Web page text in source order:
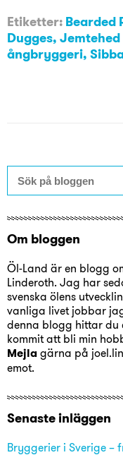
Etiketter: Bearded
Dugges, Jemtehed
ångbryggeri,
Om bloggen
Öl-Land är en blogg
Linderoth. Jag har
svenska ölens
vanliga livet jobbar
denna blogg hittar du
kommit att bli min
Mejla gärna på
emot.
Senaste inläggen
Bryggerier i Sverige –